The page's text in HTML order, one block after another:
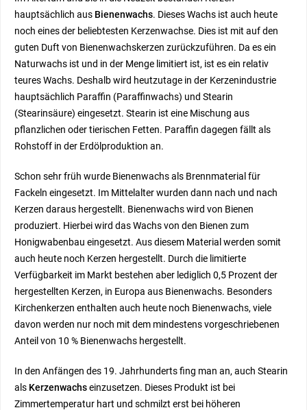
hauptsächlich aus Bienenwachs. Dieses Wachs ist auch heute
noch eines der beliebtesten Kerzenwachse. Dies ist mit auf den
guten Duft von Bienenwachskerzen zurückzuführen. Da es ein
Naturwachs ist und in der Menge limitiert ist, ist es ein relativ
teures Wachs. Deshalb wird heutzutage in der Kerzenindustrie
hauptsächlich Paraffin (Paraffinwachs) und Stearin
(Stearinsäure) eingesetzt. Stearin ist eine Mischung aus
pflanzlichen oder tierischen Fetten. Paraffin dagegen fällt als
Rohstoff in der Erdölproduktion an.
Schon sehr früh wurde Bienenwachs als Brennmaterial für
Fackeln eingesetzt. Im Mittelalter wurden dann nach und nach
Kerzen daraus hergestellt. Bienenwachs wird von Bienen
produziert. Hierbei wird das Wachs von den Bienen zum
Honigwabenbau eingesetzt. Aus diesem Material werden somit
auch heute noch Kerzen hergestellt. Durch die limitierte
Verfügbarkeit im Markt bestehen aber lediglich 0,5 Prozent der
hergestellten Kerzen, in Europa aus Bienenwachs. Besonders
Kirchenkerzen enthalten auch heute noch Bienenwachs, viele
davon werden nur noch mit dem mindestens vorgeschriebenen
Anteil von 10 % Bienenwachs hergestellt.
In den Anfängen des 19. Jahrhunderts fing man an, auch Stearin
als Kerzenwachseinzusetzen. Dieses Produkt ist bei
Zimmertemperatur hart und schmilzt erst bei höheren